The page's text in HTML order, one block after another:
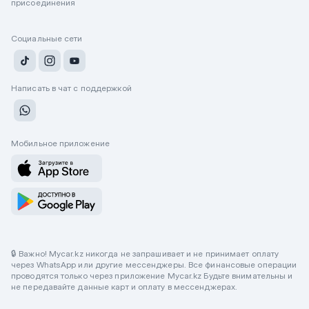
присоединения
Социальные сети
Написать в чат с поддержкой
Мобильное приложение
🔒 Важно! Mycar.kz никогда не запрашивает и не принимает оплату
через WhatsApp или другие мессенджеры. Все финансовые операции
проводятся только через приложение Mycar.kz Будьте внимательны и
не передавайте данные карт и оплату в мессенджерах.